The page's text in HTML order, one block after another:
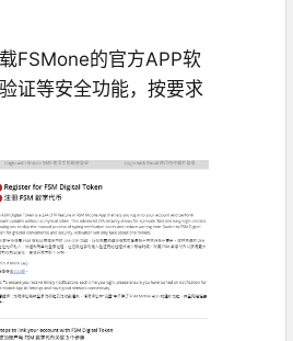
FSMone的官方APP软
证等安全功能，按要求